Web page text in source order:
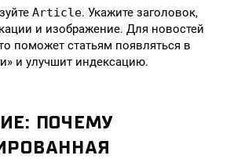
Article. Укажите заголовок,
и изображение. Для новостей
поможет статьям появляться в
и улучшит индексацию.
ПОЧЕМУ